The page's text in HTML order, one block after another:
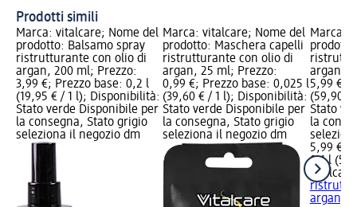
Prodotti simili
Marca: vitalcare; Nome del
prodotto: Balsamo spray
ristrutturante con olio di
argan, 200 ml; Prezzo:
3,99 €; Prezzo base: 0,2 l
(19,95 € / 1 l); Disponibilità:
Stato verde Disponibile per
la consegna, Stato grigio
seleziona il negozio dm
Marca: vitalcare; Nome del
prodotto: Maschera capelli
ristrutturante con olio di
argan, 25 ml; Prezzo:
0,99 €; Prezzo base: 0,025 l
(39,60 € / 1 l); Disponibilità:
Stato verde Disponibile per
la consegna, Stato grigio
seleziona il negozio dm
Marca:
argan,
5,99 €;
(59,90
Stato
la
5,99 €
0,1 l
vitalcare
argan,